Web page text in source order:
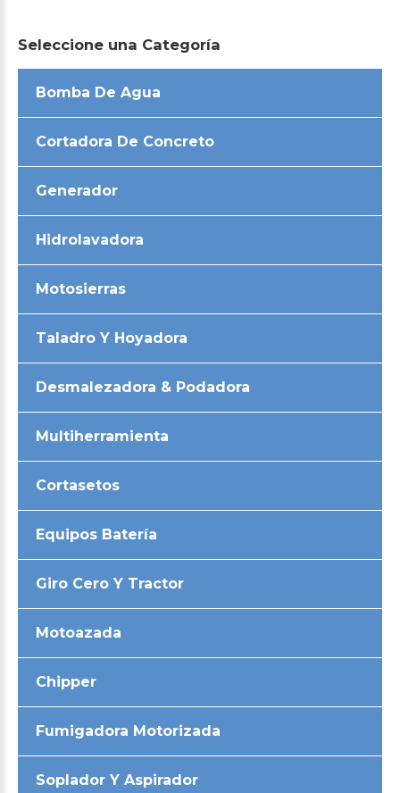
Seleccione una Categoría
Bomba De Agua
Cortadora De Concreto
Generador
Hidrolavadora
Motosierras
Taladro Y Hoyadora
Desmalezadora & Podadora
Multiherramienta
Cortasetos
Equipos Batería
Giro Cero Y Tractor
Motoazada
Chipper
Fumigadora Motorizada
Soplador Y Aspirador